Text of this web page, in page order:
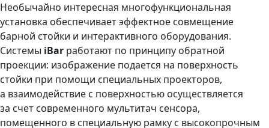
Необычайно интересная многофункциональная
установка обеспечивает эффектное совмещение
барной стойки и интерактивного оборудования.
Системы iBar работают по принципу обратной
проекции: изображение подается на поверхность
стойки при помощи специальных проекторов,
а взаимодействие с поверхностью осуществляется
за счет современного мультитач сенсора,
помещенного в специальную рамку с высокопрочным